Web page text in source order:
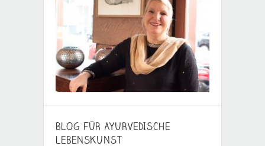
BLOG FÜR AYURVEDISCHE
LEBENSKUNST